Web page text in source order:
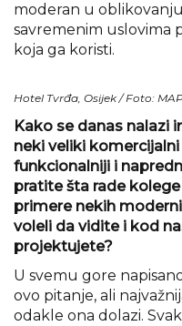
moderan u
savremenim uslovima
koja ga koristi.
Hotel Tvrđa, Osijek / Foto:
Kako se danas nalazi
neki veliki
funkcionalniji i
pratite šta rade
primere nekih
voleli da vidite i kod
projektujete?
U svemu gore
ovo pitanje, ali
odakle ona dolazi.